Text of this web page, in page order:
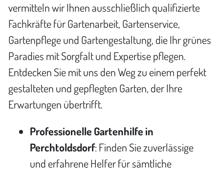
vermitteln wir Ihnen ausschließlich qualifizierte
Fachkräfte für Gartenarbeit, Gartenservice,
Gartenpflege und Gartengestaltung, die Ihr grünes
Paradies mit Sorgfalt und Expertise pflegen.
Entdecken Sie mit uns den Weg zu einem perfekt
gestalteten und gepflegten Garten, der Ihre
Erwartungen übertrifft.
Professionelle Gartenhilfe in
Perchtoldsdorf: Finden Sie zuverlässige
und erfahrene Helfer für sämtliche